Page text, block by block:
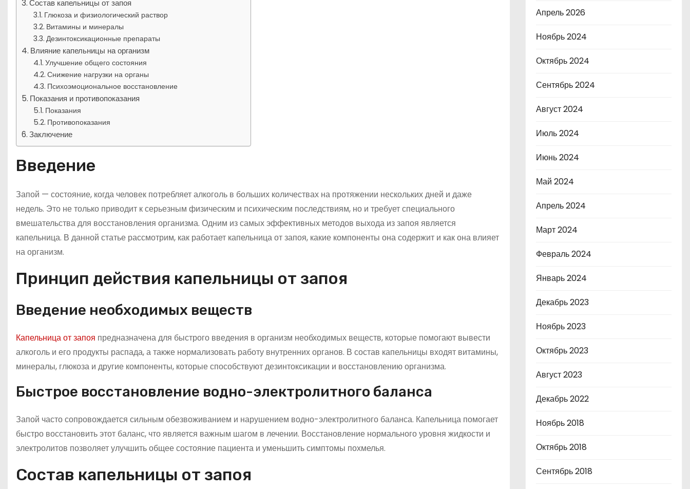
Состав капельницы от запоя
Глюкоза и физиологический раствор
Витамины и минералы
Дезинтоксикационные препараты
Влияние капельницы на организм
Улучшение общего состояния
Снижение нагрузки на органы
Психоэмоциональное восстановление
Показания и противопоказания
Показания
Противопоказания
Заключение
Введение
Запой — состояние, когда человек потребляет алкоголь в больших количествах на протяжении нескольких дней и даже
недель. Это не только приводит к серьезным физическим и психическим последствиям, но и требует специального
вмешательства для восстановления организма. Одним из самых эффективных методов выхода из запоя является
капельница. В данной статье рассмотрим, как работает капельница от запоя, какие компоненты она содержит и как она влияет
на организм.
Принцип действия капельницы от запоя
Введение необходимых веществ
Капельница от запоя предназначена для быстрого введения в организм необходимых веществ, которые помогают вывести
алкоголь и его продукты распада, а также нормализовать работу внутренних органов. В состав капельницы входят витамины,
минералы, глюкоза и другие компоненты, которые способствуют дезинтоксикации и восстановлению организма.
Быстрое восстановление водно-электролитного баланса
Запой часто сопровождается сильным обезвоживанием и нарушением водно-электролитного баланса. Капельница помогает
быстро восстановить этот баланс, что является важным шагом в лечении. Восстановление нормального уровня жидкости и
электролитов позволяет улучшить общее состояние пациента и уменьшить симптомы похмелья.
Состав капельницы от запоя
Апрель 2026
Ноябрь 2024
Октябрь 2024
Сентябрь 2024
Август 2024
Июль 2024
Июнь 2024
Май 2024
Апрель 2024
Март 2024
Февраль 2024
Январь 2024
Декабрь 2023
Ноябрь 2023
Октябрь 2023
Август 2023
Декабрь 2022
Ноябрь 2018
Октябрь 2018
Сентябрь 2018